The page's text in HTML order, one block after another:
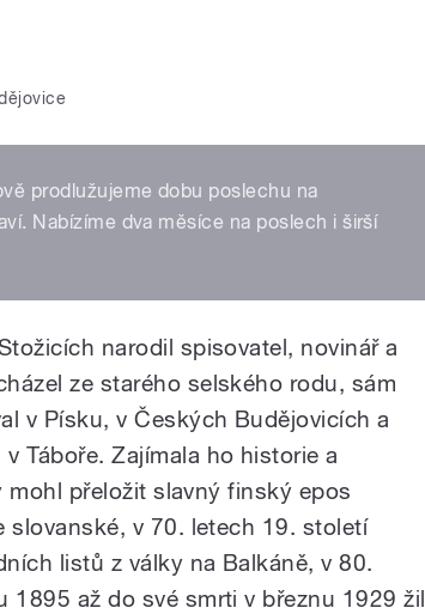
prodlužujeme dobu poslechu na
Nabízíme dva měsíce na poslech i širší
narodil spisovatel, novinář a
ze starého selského rodu, sám
v Písku, v Českých Budějovicích a
Táboře. Zajímala ho historie a
přeložit slavný finský epos
slovanské, v 70. letech 19. století
listů z války na Balkáně, v 80.
1895 až do své smrti v březnu 1929 žil